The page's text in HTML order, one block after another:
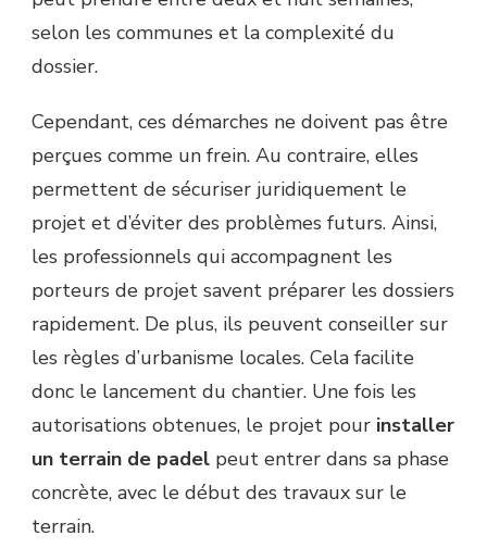
selon les communes et la complexité du
dossier.
Cependant, ces démarches ne doivent pas être
perçues comme un frein. Au contraire, elles
permettent de sécuriser juridiquement le
projet et d’éviter des problèmes futurs. Ainsi,
les professionnels qui accompagnent les
porteurs de projet savent préparer les dossiers
rapidement. De plus, ils peuvent conseiller sur
les règles d’urbanisme locales. Cela facilite
donc le lancement du chantier. Une fois les
autorisations obtenues, le projet pour installer
un terrain de padel peut entrer dans sa phase
concrète, avec le début des travaux sur le
terrain.